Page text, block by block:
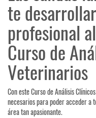
te
profesional
Curso de
Veterinarios
Con este Curso de Análisis
necesarios para poder acceder a
área tan apasionante.